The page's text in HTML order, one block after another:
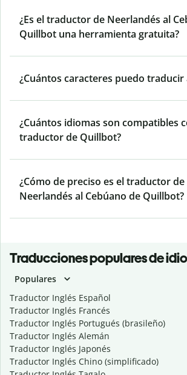
¿Es el traductor de Neerlandés al
Quillbot una herramienta gratuita?
¿Cuántos caracteres puedo traducir
¿Cuántos idiomas son compatibles
traductor de Quillbot?
¿Cómo de preciso es el traductor de
Neerlandés al Cebúano de Quillbot?
Traducciones populares de
Populares
Traductor Inglés Español
Traductor Inglés Francés
Traductor Inglés Portugués (brasileño)
Traductor Inglés Alemán
Traductor Inglés Japonés
Traductor Inglés Chino (simplificado)